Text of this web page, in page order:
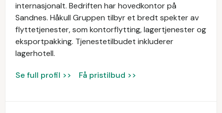
internasjonalt. Bedriften har hovedkontor på
Sandnes. Håkull Gruppen tilbyr et bredt spekter av
flyttetjenester, som kontorflytting, lagertjenester og
eksportpakking. Tjenestetilbudet inkluderer
lagerhotell.
Se full profil >> Få pristilbud >>